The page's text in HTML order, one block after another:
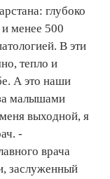
глубоко
менее 500
В эти
тепло и
А это наши
малышами
выходной, я
-
врача
заслуженный